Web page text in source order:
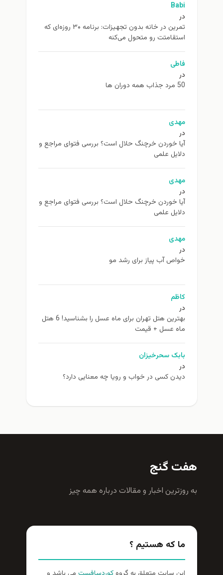
Babi
در
تمرین در خانه بدون تجهیزات: برنامه ۳۰ روزه‌ای که
استقامتت رو متحول می‌کنه
فاطی
در
50 مرد جذاب همه دوران ها
مهدی
در
آیا خوردن خرچنگ حلال است؟ بررسی فتوای مراجع و
دلایل علمی
مهدی
در
آیا خوردن خرچنگ حلال است؟ بررسی فتوای مراجع و
دلایل علمی
مهدی
در
خواص آب پیاز برای رشد مو
کاظم
در
بهترین هتل تهران برای ماه عسل را بشناسید! 6 هتل
ماه عسل + قیمت
بابک سحرخیزان
در
دیدن کسی در خواب و رویا چه معنایی دارد؟
هفت گنج
به روزترين اخبار و مقالات درباره همه چيز
ما که هستیم ؟